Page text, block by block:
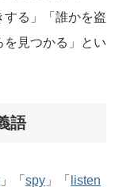
る」「誰かを盗
見つかる」とい
語
」「 spy 」「 listen